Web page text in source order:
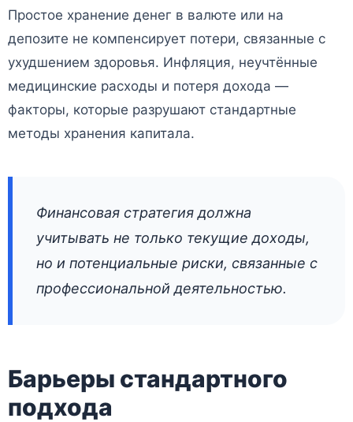
Простое хранение денег в валюте или на
депозите не компенсирует потери, связанные с
ухудшением здоровья. Инфляция, неучтённые
медицинские расходы и потеря дохода —
факторы, которые разрушают стандартные
методы хранения капитала.
Финансовая стратегия должна
учитывать не только текущие доходы,
но и потенциальные риски, связанные с
профессиональной деятельностью.
Барьеры стандартного
подхода